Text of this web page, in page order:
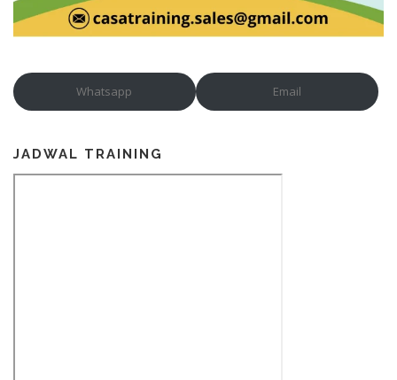
Whatsapp Email
JADWAL TRAINING